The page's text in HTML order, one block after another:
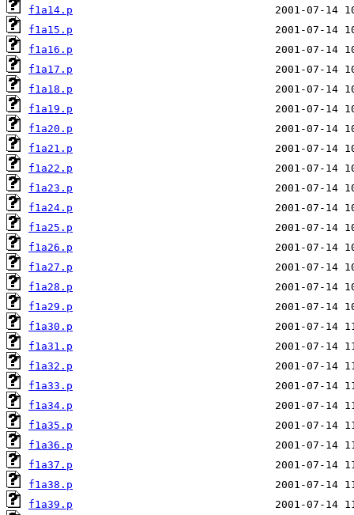
f1a14.p
f1a15.p
f1a16.p
f1a17.p
f1a18.p
f1a19.p
f1a20.p
f1a21.p
f1a22.p
f1a23.p
f1a24.p
f1a25.p
f1a26.p
f1a27.p
f1a28.p
f1a29.p
f1a30.p
f1a31.p
f1a32.p
f1a33.p
f1a34.p
f1a35.p
f1a36.p
f1a37.p
f1a38.p
f1a39.p